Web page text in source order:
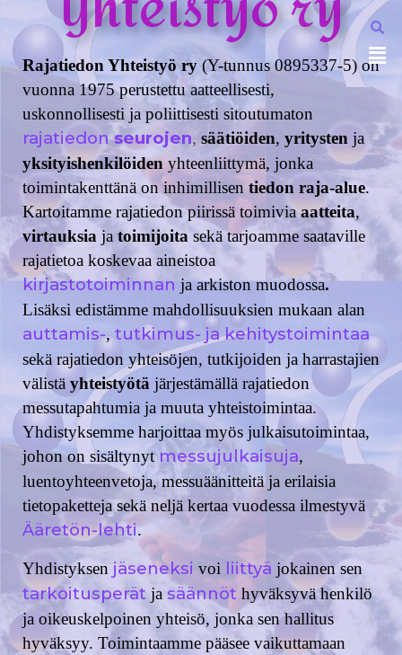
Rajatiedon Yhteistyö ry (Y-tunnus 0895337-5) on
vuonna 1975 perustettu aatteellisesti,
uskonnollisesti ja poliittisesti sitoutumaton
rajatiedon seurojen, säätiöiden, yritysten ja
yksityishenkilöiden yhteenliittymä, jonka
toimintakenttänä on inhimillisen tiedon raja-alue.
Kartoitamme rajatiedon piirissä toimiviaaatteita,
virtauksia jatoimijoitasekä tarjoamme saataville
rajatietoa koskevaa aineistoa
kirjastotoiminnan ja arkiston muodossa.
Lisäksi edistämme mahdollisuuksien mukaan alan
auttamis-, tutkimus- ja kehitystoimintaa
sekä rajatiedon yhteisöjen, tutkijoiden ja harrastajien
välistäyhteistyötä järjestämällä rajatiedon
messutapahtumia ja muuta yhteistoimintaa.
Yhdistyksemme harjoittaa myös julkaisutoimintaa,
johon on sisältynytmessujulkaisuja,
luentoyhteenvetoja, messuäänitteitä ja erilaisia
tietopaketteja sekä neljä kertaa vuodessa ilmestyvä
Ääretön-lehti.
Yhdistyksen jäseneksi voi liittyä jokainen sen
tarkoitusperätja säännöt hyväksyvä henkilö
ja oikeuskelpoinen yhteisö, jonka sen hallitus
hyväksyy. Toimintaamme pääsee vaikuttamaan